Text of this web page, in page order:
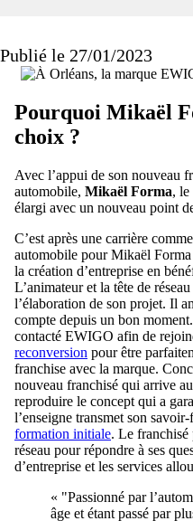
Publié le 27/01/2023
Pourquoi Mikaël
choix ?
Avec l’appui de son nouveau
automobile, Mikaël Forma, le
élargi avec un nouveau point
C’est après une carrière
automobile pour Mikaël Forma
la création d’entreprise en
L’animateur et la tête de
l’élaboration de son projet. Il
compte depuis un bon
contacté EWIGO afin de
reconversion pour être
franchise avec la marque.
nouveau franchisé qui arrive
reproduire le concept qui a
l’enseigne transmet son
formation initiale. Le franchisé
réseau pour répondre à ses
d’entreprise et les services
« "Passionné par
âge et étant passé par